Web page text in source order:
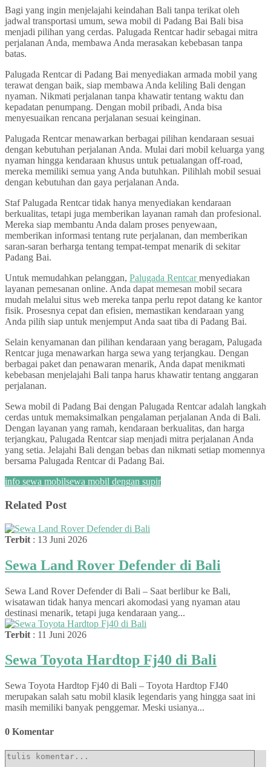
Bagi yang ingin menjelajahi keindahan Bali tanpa terikat oleh
jadwal transportasi umum, sewa mobil di Padang Bai Bali bisa
menjadi pilihan yang cerdas. Palugada Rentcar hadir sebagai mitra
perjalanan Anda, membawa Anda merasakan kebebasan tanpa
batas.
Palugada Rentcar di Padang Bai menyediakan armada mobil yang
terawat dengan baik, siap membawa Anda keliling Bali dengan
nyaman. Nikmati perjalanan tanpa khawatir tentang waktu dan
kepadatan penumpang. Dengan mobil pribadi, Anda bisa
menyesuaikan rencana perjalanan sesuai keinginan.
Palugada Rentcar menawarkan berbagai pilihan kendaraan sesuai
dengan kebutuhan perjalanan Anda. Mulai dari mobil keluarga yang
nyaman hingga kendaraan khusus untuk petualangan off-road,
mereka memiliki semua yang Anda butuhkan. Pilihlah mobil sesuai
dengan kebutuhan dan gaya perjalanan Anda.
Staf Palugada Rentcar tidak hanya menyediakan kendaraan
berkualitas, tetapi juga memberikan layanan ramah dan profesional.
Mereka siap membantu Anda dalam proses penyewaan,
memberikan informasi tentang rute perjalanan, dan memberikan
saran-saran berharga tentang tempat-tempat menarik di sekitar
Padang Bai.
Untuk memudahkan pelanggan, Palugada Rentcarmenyediakan
layanan pemesanan online. Anda dapat memesan mobil secara
mudah melalui situs web mereka tanpa perlu repot datang ke kantor
fisik. Prosesnya cepat dan efisien, memastikan kendaraan yang
Anda pilih siap untuk menjemput Anda saat tiba di Padang Bai.
Selain kenyamanan dan pilihan kendaraan yang beragam, Palugada
Rentcar juga menawarkan harga sewa yang terjangkau. Dengan
berbagai paket dan penawaran menarik, Anda dapat menikmati
kebebasan menjelajahi Bali tanpa harus khawatir tentang anggaran
perjalanan.
Sewa mobil di Padang Bai dengan Palugada Rentcar adalah langkah
cerdas untuk memaksimalkan pengalaman perjalanan Anda di Bali.
Dengan layanan yang ramah, kendaraan berkualitas, dan harga
terjangkau, Palugada Rentcar siap menjadi mitra perjalanan Anda
yang setia. Jelajahi Bali dengan bebas dan nikmati setiap momennya
bersama Palugada Rentcar di Padang Bai.
info sewa mobilsewa mobil dengan supir
Related Post
Terbit : 13 Juni 2026
Sewa Land Rover Defender di Bali
Sewa Land Rover Defender di Bali – Saat berlibur ke Bali,
wisatawan tidak hanya mencari akomodasi yang nyaman atau
destinasi menarik, tetapi juga kendaraan yang...
Terbit : 11 Juni 2026
Sewa Toyota Hardtop Fj40 di Bali
Sewa Toyota Hardtop Fj40 di Bali – Toyota Hardtop FJ40
merupakan salah satu mobil klasik legendaris yang hingga saat ini
masih memiliki banyak penggemar. Meski usianya...
0 Komentar